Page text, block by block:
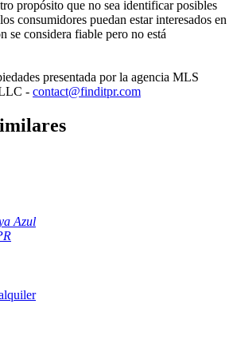
propósito que no sea identificar posibles
consumidores puedan estar interesados en
se considera fiable pero no está
presentada por la agencia MLS
- contact@finditpr.com
Azul